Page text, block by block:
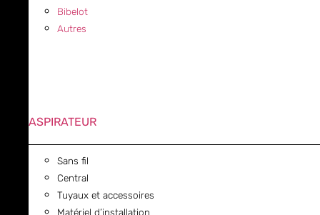
Bibelot
Autres
ASPIRATEUR
Sans fil
Central
Tuyaux et accessoires
Matériel d’installation